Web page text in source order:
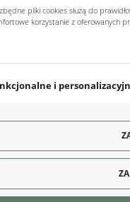
Z
pliki cookies służą do
korzystanie z oferowanych
ustawień preferencji
i
poprzez dopasowanie jej do
i personalizacyjne pliki
pliki cookies pomagają nam